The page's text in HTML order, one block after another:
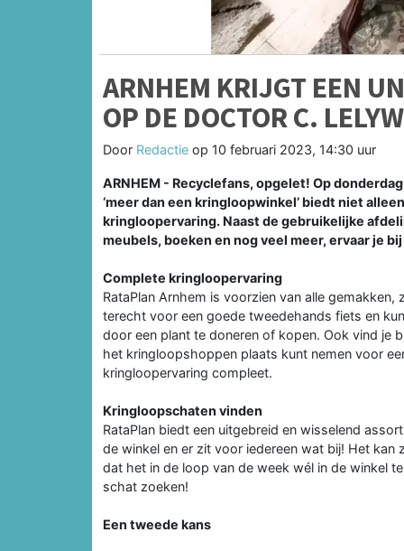
ARNHEM KRIJGT EEN
OP DE DOCTOR C.
Door Redactie op 10 februari 2023, 14:30 uur
ARNHEM - Recyclefans, opgelet! Op
‘meer dan een kringloopwinkel’ biedt niet
kringloopervaring. Naast de gebruikelijke
meubels, boeken en nog veel meer, ervaar je
Complete kringloopervaring
RataPlan Arnhem is voorzien van alle
terecht voor een goede tweedehands fiets en
door een plant te doneren of kopen. Ook vind je
het kringloopshoppen plaats kunt nemen voor
kringloopervaring compleet.
Kringloopschaten vinden
RataPlan biedt een uitgebreid en wisselend
de winkel en er zit voor iedereen wat bij! Het
dat het in de loop van de week wél in de winkel
schat zoeken!
Een tweede kans